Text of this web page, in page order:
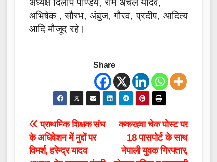
अध्यक्ष दिलीप पाण्डेय, राम अचल यादव,
अभिषेक , सौरभ, अंबुज, गौरव, प्रदीप, आदित्य
आदि मौजूद रहे।
Share
Post
navigation
ककरहवा चेक पोस्ट पर
18 पासपोर्ट के साथ
नेपाली युवक गिरफ्तार,
प्राथमिक शिक्षक संघ
के अधिवेशन में मुद्दों पर
विमर्श, हरेन्द्र यादव